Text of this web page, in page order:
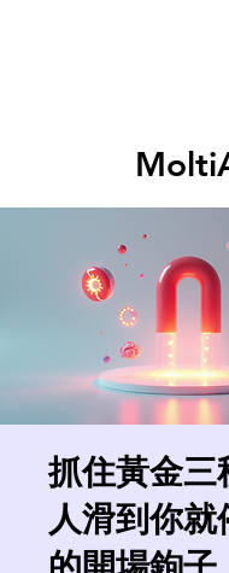
抓住黃金三
人滑到你就